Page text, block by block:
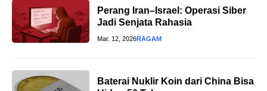
Perang Iran–Israel: Operasi Siber
Jadi Senjata Rahasia
Mar. 12, 2026RAGAM
Baterai Nuklir Koin dari China Bisa